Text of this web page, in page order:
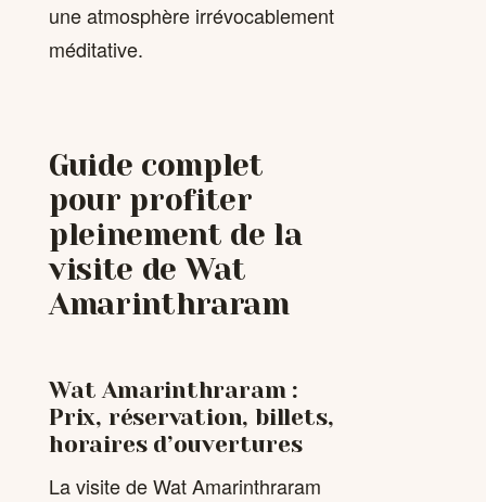
une atmosphère irrévocablement
méditative.
Guide complet
pour profiter
pleinement de la
visite de Wat
Amarinthraram
Wat Amarinthraram :
Prix, réservation, billets,
horaires d’ouvertures
La visite de Wat Amarinthraram